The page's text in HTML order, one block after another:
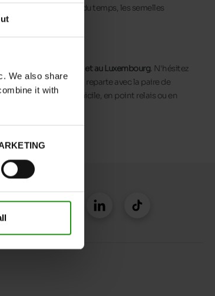
We also share
it with
nubuck. La plupart du temps, les semelles
en Belgique et au Luxembourg. N'hésitez
pour que votre enfant reparte avec la paire de
sera livrée à domicile, en point relais ou en